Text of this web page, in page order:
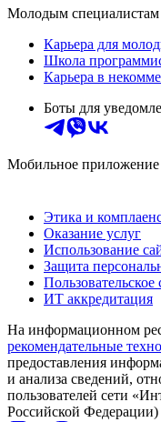
Молодым специалистам
Карьера для
Школа
Карьера в
Боты для
Мобильное приложение
Этика и
Оказание услуг
Использование
Защита
Пользовательское
ИТ аккредитация
На информационном
рекомендательные
предоставления
и анализа сведений,
пользователей сети
Российской Федерации)